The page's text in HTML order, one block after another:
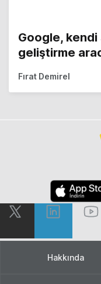
Google, kendi
geliştirme
Fırat Demirel
Hakkında